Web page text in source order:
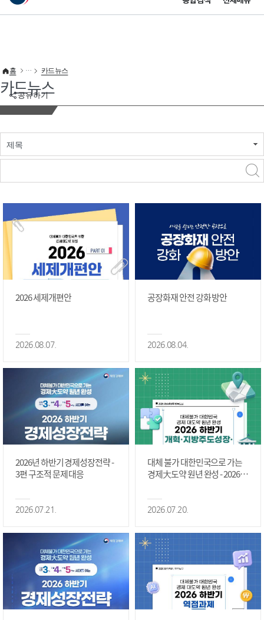
이 누리집은 대한민국 공식 전자정부 누리집입니다.
공유하기
홈 카드뉴스
카드뉴스
제목
2026 세제개편안
2026.08.07.
공장화재 안전 강화 방안
2026.08.04.
2026년 하반기 경제성장전략 -
3편 구조적 문제 대응
2026.07.21.
대체 불가 대한민국으로 가는
경제大도약 원년 완성 - 2026 하
정상화 #2편
2026.07.20.